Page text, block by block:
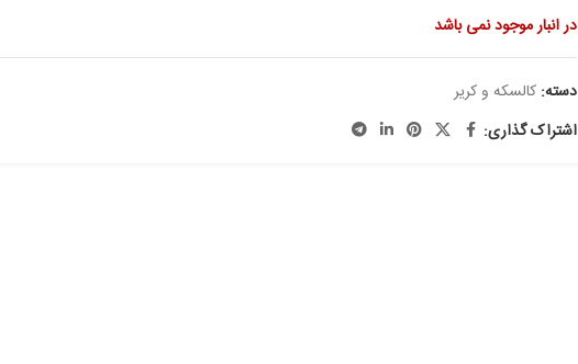
در انبار موجود نمی باشد
دسته: کالسکه و کریر
اشتراک گذاری: